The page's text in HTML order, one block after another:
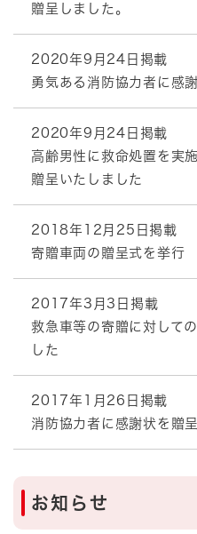
贈呈しました。
2020年9月24日掲載
勇気ある消防協力者に感
2020年9月24日掲載
高齢男性に救命処置を実
贈呈いたしました
2018年12月25日掲載
寄贈車両の贈呈式を挙行
2017年3月3日掲載
救急車等の寄贈に対して
した
2017年1月26日掲載
消防協力者に感謝状を贈
お知らせ